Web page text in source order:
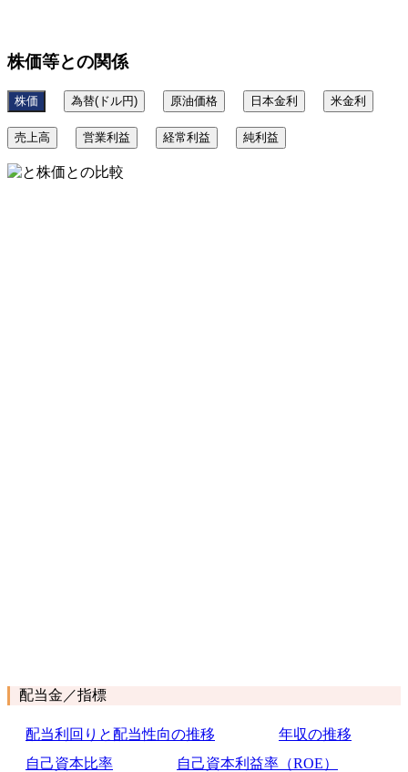
株価等との関係
株価 為替(ドル円) 原油価格 日本金利 米金利
売上高 営業利益 経常利益 純利益
配当金／指標
配当利回りと配当性向の推移
年収の推移
自己資本比率
自己資本利益率（ROE）